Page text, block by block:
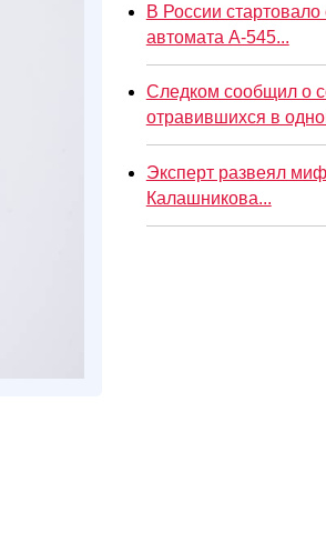
В России
автомата А-545...
Следком сообщил о
отравившихся в
Эксперт развеял
Калашникова...